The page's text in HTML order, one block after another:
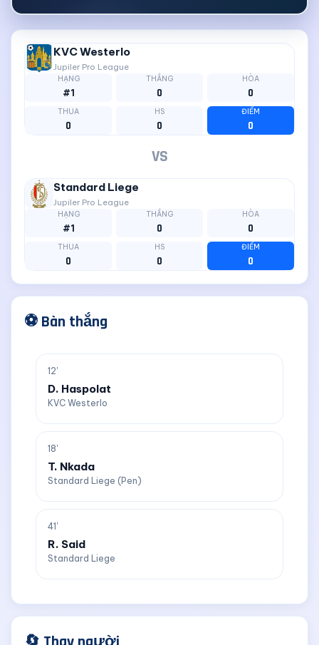
KVC Westerlo
Jupiler Pro League
HẠNG
#1
THẮNG
0
HÒA
0
THUA
0
HS
0
ĐIỂM
0
VS
Standard Liege
Jupiler Pro League
HẠNG
#1
THẮNG
0
HÒA
0
THUA
0
HS
0
ĐIỂM
0
⚽ Bàn thắng
12'
D. Haspolat
KVC Westerlo
18'
T. Nkada
Standard Liege (Pen)
41'
R. Said
Standard Liege